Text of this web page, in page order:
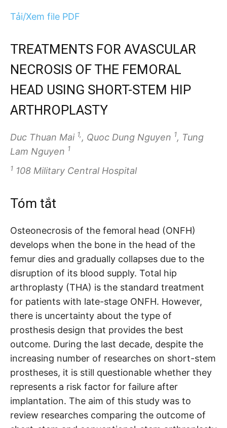
Tải/Xem file PDF
TREATMENTS FOR AVASCULAR
NECROSIS OF THE FEMORAL
HEAD USING SHORT-STEM HIP
ARTHROPLASTY
Duc Thuan Mai 1,, Quoc Dung Nguyen 1, Tung
Lam Nguyen 1
1 108 Military Central Hospital
Tóm tắt
Osteonecrosis of the femoral head (ONFH)
develops when the bone in the head of the
femur dies and gradually collapses due to the
disruption of its blood supply. Total hip
arthroplasty (THA) is the standard treatment
for patients with late-stage ONFH. However,
there is uncertainty about the type of
prosthesis design that provides the best
outcome. During the last decade, despite the
increasing number of researches on short-stem
prostheses, it is still questionable whether they
represents a risk factor for failure after
implantation. The aim of this study was to
review researches comparing the outcome of